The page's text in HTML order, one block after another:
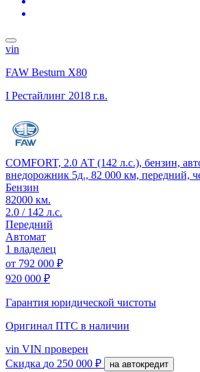
vin
FAW Besturn X80
I Рестайлинг 2018 г.в.
COMFORT, 2.0 АТ (142 л.с.), бензин,
внедорожник 5д., 82 000 км, передний,
Бензин
82000 км.
2.0 / 142 л.с.
Передний
Автомат
1 владелец
от 792 000 ₽
920 000 ₽
Гарантия юридической чистоты
Оригинал ПТС в наличии
vin VIN проверен
Скидка до 250 000 ₽ на автокредит